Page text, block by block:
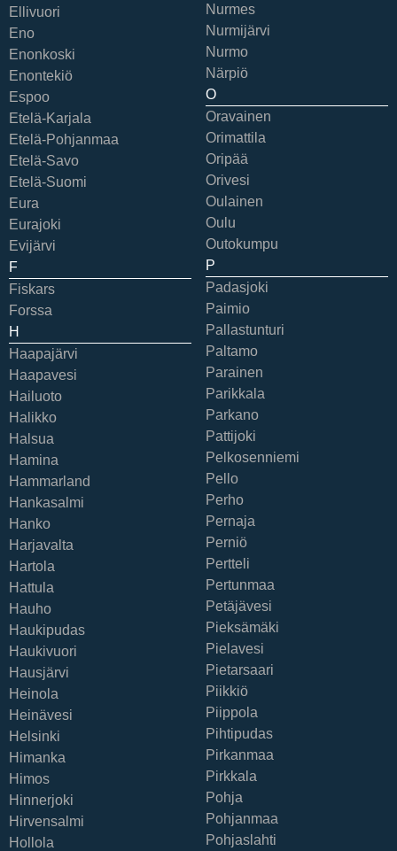
Ellivuori
Eno
Enonkoski
Enontekiö
Espoo
Etelä-Karjala
Etelä-Pohjanmaa
Etelä-Savo
Etelä-Suomi
Eura
Eurajoki
Evijärvi
F
Fiskars
Forssa
H
Haapajärvi
Haapavesi
Hailuoto
Halikko
Halsua
Hamina
Hammarland
Hankasalmi
Hanko
Harjavalta
Hartola
Hattula
Hauho
Haukipudas
Haukivuori
Hausjärvi
Heinola
Heinävesi
Helsinki
Himanka
Himos
Hinnerjoki
Hirvensalmi
Hollola
Nurmes
Nurmijärvi
Nurmo
Närpiö
O
Oravainen
Orimattila
Oripää
Orivesi
Oulainen
Oulu
Outokumpu
P
Padasjoki
Paimio
Pallastunturi
Paltamo
Parainen
Parikkala
Parkano
Pattijoki
Pelkosenniemi
Pello
Perho
Pernaja
Perniö
Pertteli
Pertunmaa
Petäjävesi
Pieksämäki
Pielavesi
Pietarsaari
Piikkiö
Piippola
Pihtipudas
Pirkanmaa
Pirkkala
Pohja
Pohjanmaa
Pohjaslahti